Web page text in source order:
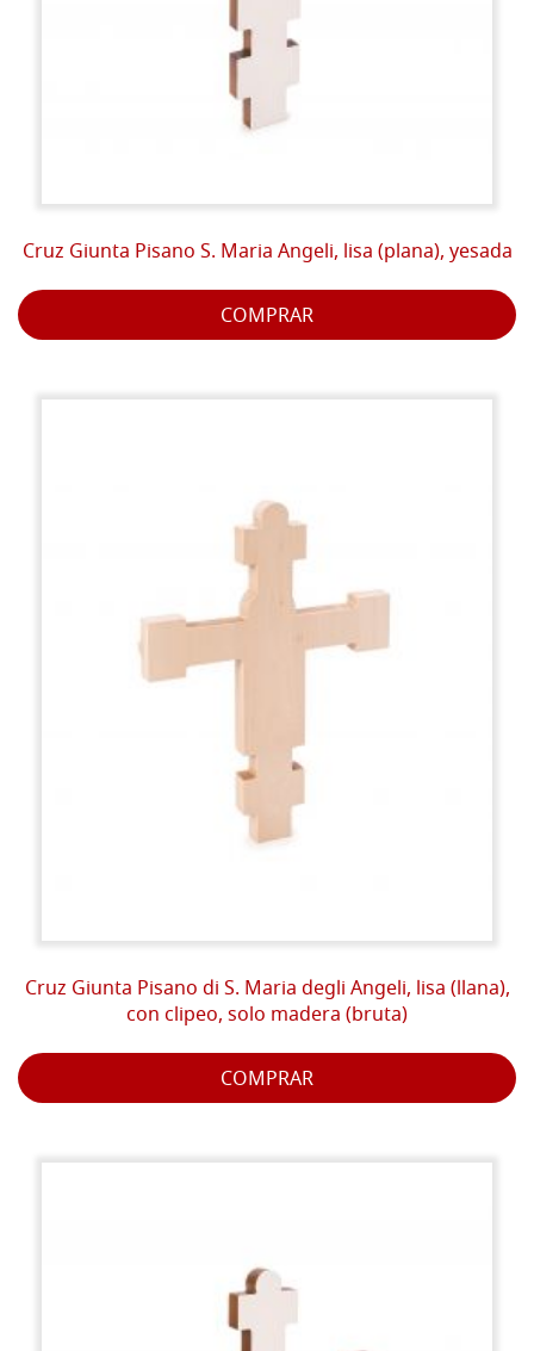
Cruz Giunta Pisano S. Maria Angeli, lisa (plana), yesada
COMPRAR
Cruz Giunta Pisano di S. Maria degli Angeli, lisa (llana),
con clipeo, solo madera (bruta)
COMPRAR